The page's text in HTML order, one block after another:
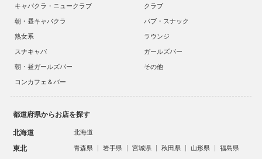
キャバクラ・ニュークラブ
クラブ
朝・昼キャバクラ
パブ・スナック
熟女系
ラウンジ
スナキャバ
ガールズバー
朝・昼ガールズバー
その他
コンカフェ＆バー
都道府県からお店を探す
北海道 北海道
東北 青森県 岩手県 宮城県 秋田県 山形県 福島県